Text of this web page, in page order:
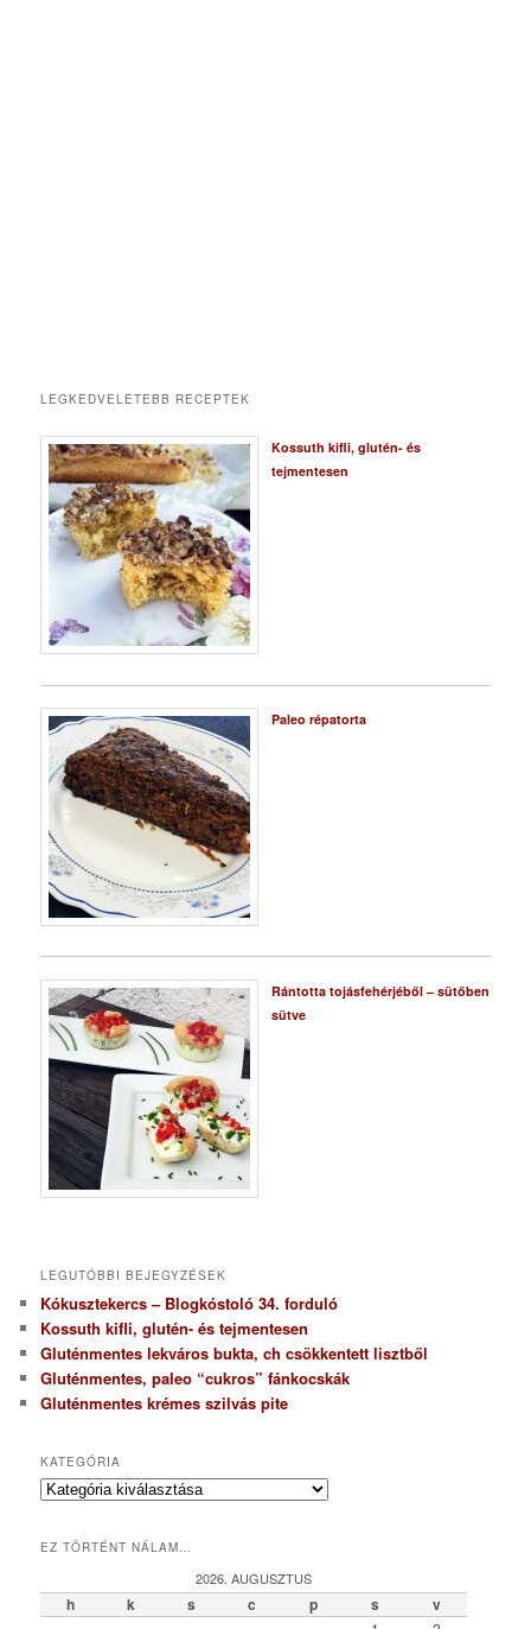
LEGKEDVELETEBB RECEPTEK
Kossuth kifli, glutén- és
tejmentesen
Paleo répatorta
Rántotta tojásfehérjéből – sütőben
sütve
LEGUTÓBBI BEJEGYZÉSEK
Kókusztekercs – Blogkóstoló 34. forduló
Kossuth kifli, glutén- és tejmentesen
Gluténmentes lekváros bukta, ch csökkentett lisztből
Gluténmentes, paleo “cukros” fánkocskák
Gluténmentes krémes szilvás pite
KATEGÓRIA
K
e
r
EZ TÖRTÉNT NÁLAM…
2026. AUGUSZTUS
h k s c p s v